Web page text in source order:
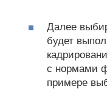
Далее
будет
с нормами
примере